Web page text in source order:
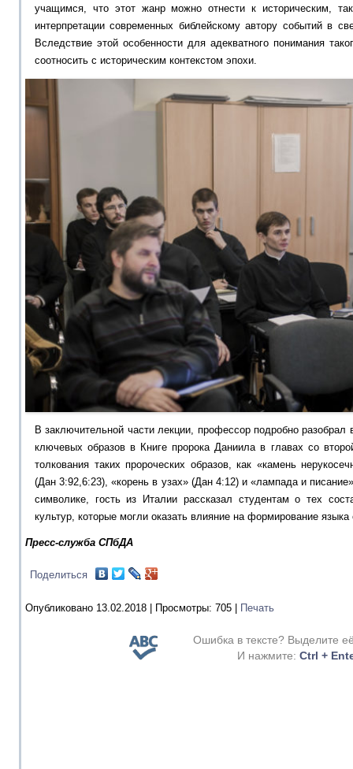
учащимся, что этот жанр можно отнести к историческим,
интерпретации современных библейскому автору событий в
Вследствие этой особенности для адекватного понимания
соотносить с историческим контекстом эпохи.
В заключительной части лекции, профессор подробно разобрал
ключевых образов в Книге пророка Даниила в главах со
толкования таких пророческих образов, как «камень
(Дан 3:92,6:23), «корень в узах» (Дан 4:12) и «лампада и
символике, гость из Италии рассказал студентам о тех
культур, которые могли оказать влияние на формирование языка
Пресс-служба СПбДА
Поделиться
Опубликовано 13.02.2018 | Просмотры: 705 Печать
Ошибка в тексте? Выделите
И нажмите: Ctrl +